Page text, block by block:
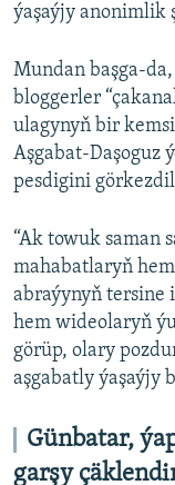
ýaşaýjy anonimlik
Mundan başga-
bloggerler
ulagynyň bir
Aşgabat-Daşoguz
pesdigini
“Ak towuk saman
mahabatlaryň
abraýynyň tersine
hem wideolaryň
görüp, olary
aşgabatly ýaşaýjy
Günbatar,
garşy